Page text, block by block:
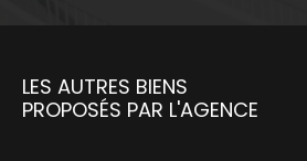
LES AUTRES BIENS
PROPOSÉS PAR L'AGENCE